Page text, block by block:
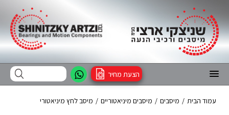
הצעת מחיר
עמוד הבית / מיסבים / מיסבים מיניאטוריים / מיסב לחץ מיניאטורי